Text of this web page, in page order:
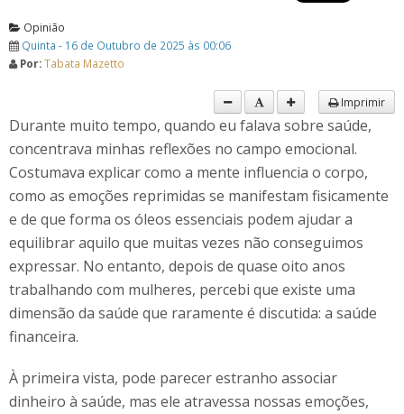
Opinião
Quinta - 16 de Outubro de 2025 às 00:06
Por:Tabata Mazetto
Imprimir
Durante muito tempo, quando eu falava sobre saúde,
concentrava minhas reflexões no campo emocional.
Costumava explicar como a mente influencia o corpo,
como as emoções reprimidas se manifestam fisicamente
e de que forma os óleos essenciais podem ajudar a
equilibrar aquilo que muitas vezes não conseguimos
expressar. No entanto, depois de quase oito anos
trabalhando com mulheres, percebi que existe uma
dimensão da saúde que raramente é discutida: a saúde
financeira.
À primeira vista, pode parecer estranho associar
dinheiro à saúde, mas ele atravessa nossas emoções,